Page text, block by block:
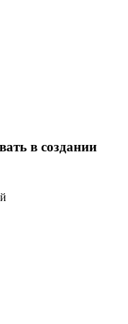
в создании